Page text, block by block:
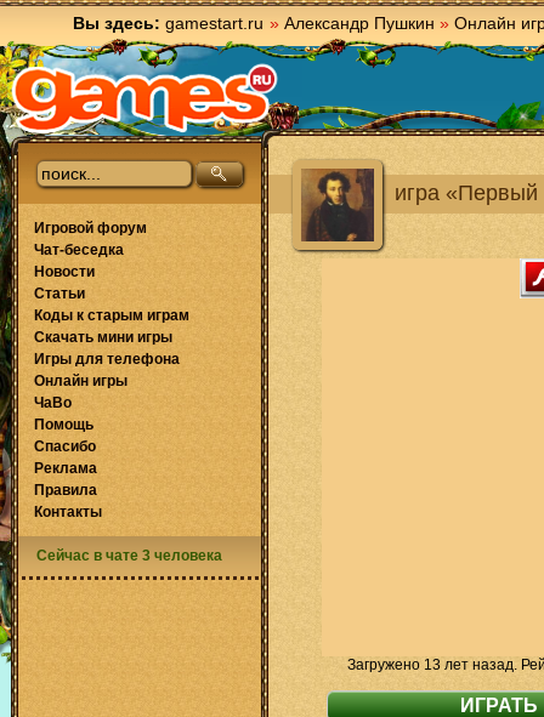
Вы здесь: gamestart.ru » Александр Пушкин » Онлайн
игра
Загружено 13 лет назад.
Игровой форум
Чат-беседка
Новости
Статьи
Коды к старым играм
Скачать мини игры
Игры для телефона
Онлайн игры
ЧаВо
Помощь
Спасибо
Реклама
Правила
Контакты
Сейчас в чате 3 человека